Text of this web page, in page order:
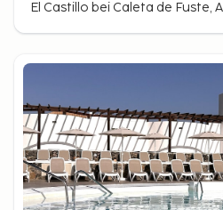
El Castillo bei Caleta de Fuste,